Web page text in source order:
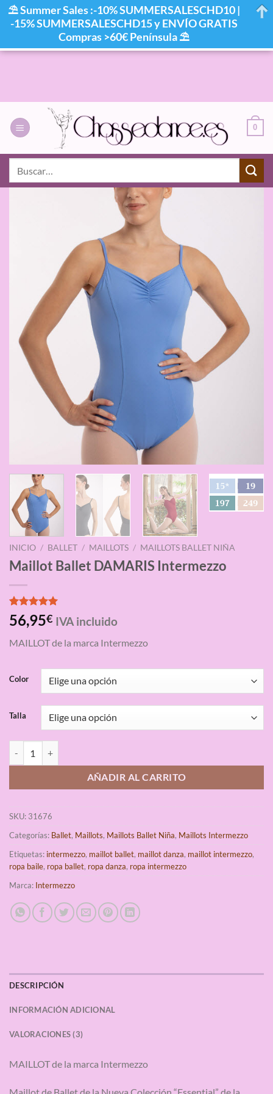
0
INICIO / BALLET / MAILLOTS / MAILLOTS BALLET NIÑA
Maillot Ballet DAMARIS Intermezzo
Valorado
con5.00
base a
3
56,95€ IVA incluido
MAILLOT de la marca Intermezzo
Color
Talla
AÑADIR AL CARRITO
SKU: 31676
Categorías: Ballet, Maillots, Maillots Ballet Niña, Maillots Intermezzo
Etiquetas: intermezzo, maillot ballet, maillot danza, maillot intermezzo,
ropa baile, ropa ballet, ropa danza, ropa intermezzo
Marca: Intermezzo
DESCRIPCIÓN
INFORMACIÓN ADICIONAL
VALORACIONES (3)
MAILLOT de la marca Intermezzo
⛱ Summer Sales :-10% SUMMERSALESCHD10 |
-15% SUMMERSALESCHD15 y ENVÍO GRATIS
Compras >60€ Península ⛱